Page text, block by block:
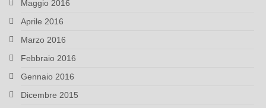
Maggio 2016
Aprile 2016
Marzo 2016
Febbraio 2016
Gennaio 2016
Dicembre 2015